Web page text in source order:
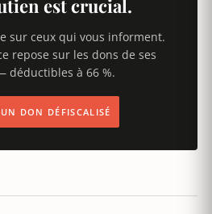
est crucial.
sur ceux qui vous informent.
repose sur les dons de ses
déductibles à 66 %.
DON DÉFISCALISÉ